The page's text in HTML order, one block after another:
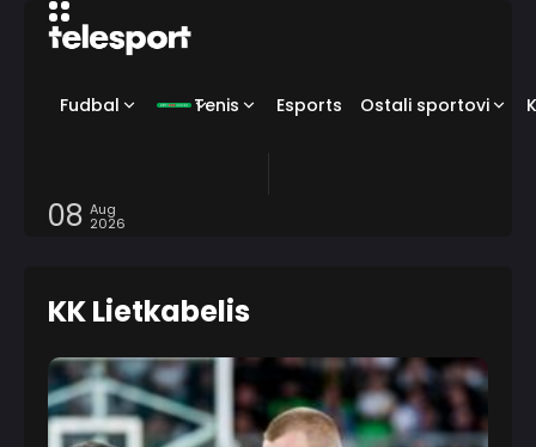
Fudbal Tenis Esports Ostali sportovi
08 Aug
2026
KK Lietkabelis